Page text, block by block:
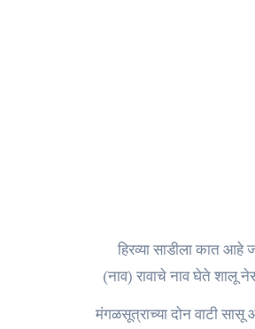
हिरव्या साडीला कात आहे
(नाव) रावाचे नाव घेते शालू
मंगळसूत्राच्या दोन वाटी सासू